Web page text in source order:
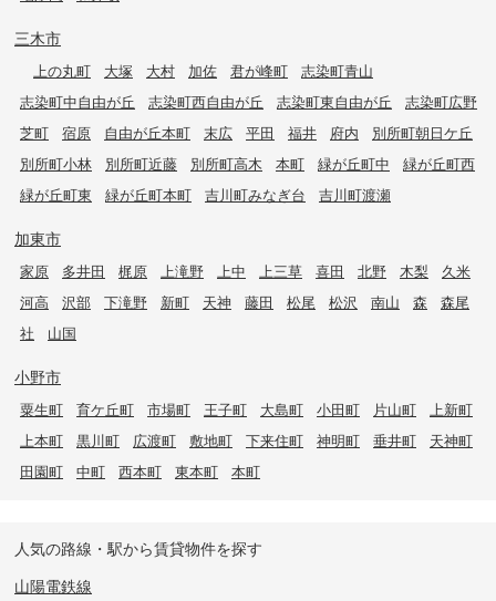
三木市
上の丸町 大塚 大村 加佐 君が峰町
志染町青山
志染町中自由が丘
志染町西自由が丘 志染町東自由が丘
志染町広野
芝町
宿原 自由が丘本町 末広 平田 福井 府内
別所町朝日ケ丘
別所町小林
別所町近藤 別所町高木 本町 緑が丘町中
緑が丘町西
緑が丘町東
緑が丘町本町 吉川町みなぎ台 吉川町渡瀬
加東市
家原 多井田 梶原 上滝野 上中 上三草 喜田 北野 木梨
久米
河高
沢部 下滝野 新町 天神 藤田 松尾 松沢 南山 森
森尾
社
山国
小野市
粟生町 育ケ丘町 市場町 王子町 大島町 小田町 片山町
上新町
上本町
黒川町 広渡町 敷地町 下来住町 神明町 垂井町
天神町
田園町
中町 西本町 東本町 本町
人気の路線・駅から賃貸物件を探す
山陽電鉄線